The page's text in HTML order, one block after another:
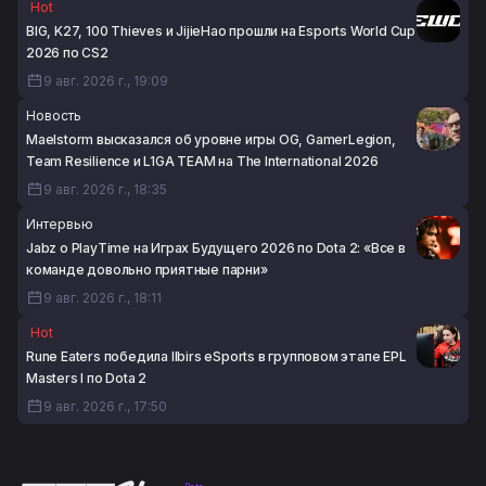
Hot
BIG, K27, 100 Thieves и JijieHao прошли на Esports World Cup
2026 по CS2
9 авг. 2026 г., 19:09
Новость
Maelstorm высказался об уровне игры OG, GamerLegion,
Team Resilience и L1GA TEAM на The International 2026
9 авг. 2026 г., 18:35
Интервью
Jabz о PlayTime на Играх Будущего 2026 по Dota 2: «Все в
команде довольно приятные парни»
9 авг. 2026 г., 18:11
Hot
Rune Eaters победила Ilbirs eSports в групповом этапе EPL
Masters I по Dota 2
9 авг. 2026 г., 17:50